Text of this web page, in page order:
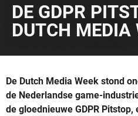
DE GDPR
DUTCH MEDIA
De Dutch Media Week stond
de Nederlandse game-
de gloednieuwe GDPR Pitstop,